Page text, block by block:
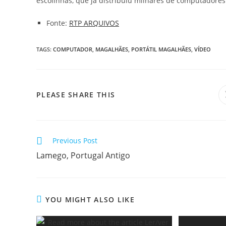
Fonte: RTP ARQUIVOS
TAGS: COMPUTADOR MAGALHÃES PORTÁTIL MAGALHÃES VÍDEO
PLEASE SHARE THIS
Read
articles
Previous Post
Lamego, Portugal Antigo
YOU MIGHT ALSO LIKE